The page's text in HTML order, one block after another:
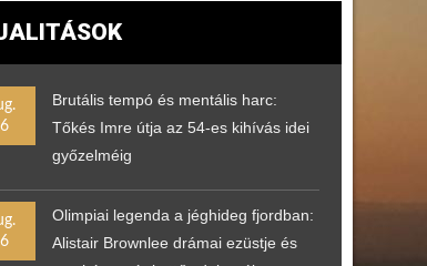
Brutális tempó és mentális harc:
Tőkés Imre útja az 54-es kihívás idei
győzelméig
Olimpiai legenda a jéghideg fjordban:
Alistair Brownlee drámai ezüstje és